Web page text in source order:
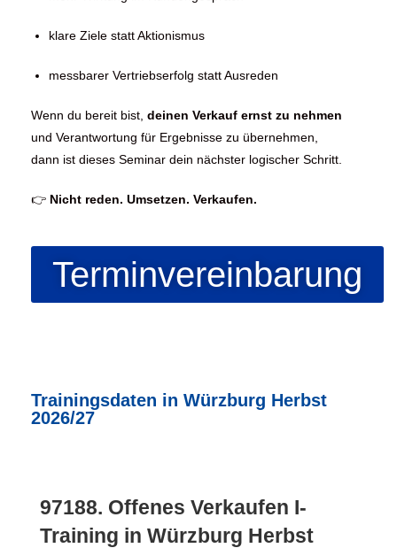
klare Ziele statt Aktionismus
messbarer Vertriebserfolg statt Ausreden
Wenn du bereit bist, deinen Verkauf ernst zu nehmen
und Verantwortung für Ergebnisse zu übernehmen,
dann ist dieses Seminar dein nächster logischer Schritt.
👉 Nicht reden. Umsetzen. Verkaufen.
Terminvereinbarung
Trainingsdaten in Würzburg Herbst
2026/27
97188. Offenes Verkaufen I-
Training in Würzburg Herbst